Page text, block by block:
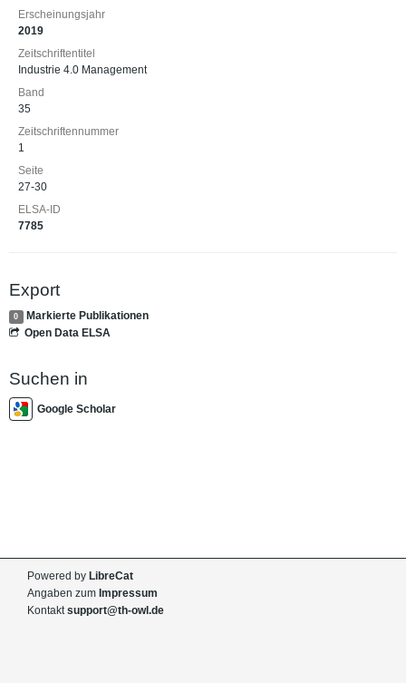
Erscheinungsjahr
2019
Zeitschriftentitel
Industrie 4.0 Management
Band
35
Zeitschriftennummer
1
Seite
27-30
ELSA-ID
7785
Export
0
Markierte Publikationen
Open Data ELSA
Suchen in
Google Scholar
Powered by LibreCat
Angaben zum Impressum
Kontaktsupport@th-owl.de